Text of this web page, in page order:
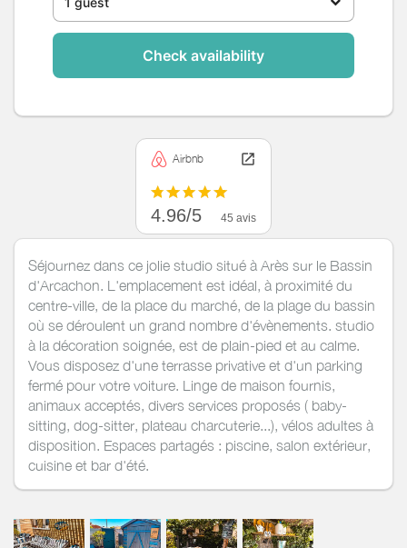
Check availability
Airbnb
4.96/5 45 avis
Séjournez dans ce jolie studio situé à Arès sur le Bassin
d'Arcachon. L'emplacement est idéal, à proximité du
centre-ville, de la place du marché, de la plage du bassin
où se déroulent un grand nombre d'évènements. studio
à la décoration soignée, est de plain-pied et au calme.
Vous disposez d'une terrasse privative et d'un parking
fermé pour votre voiture. Linge de maison fournis,
animaux acceptés, divers services proposés ( baby-
sitting, dog-sitter, plateau charcuterie...), vélos adultes à
disposition. Espaces partagés : piscine, salon extérieur,
cuisine et bar d'été.